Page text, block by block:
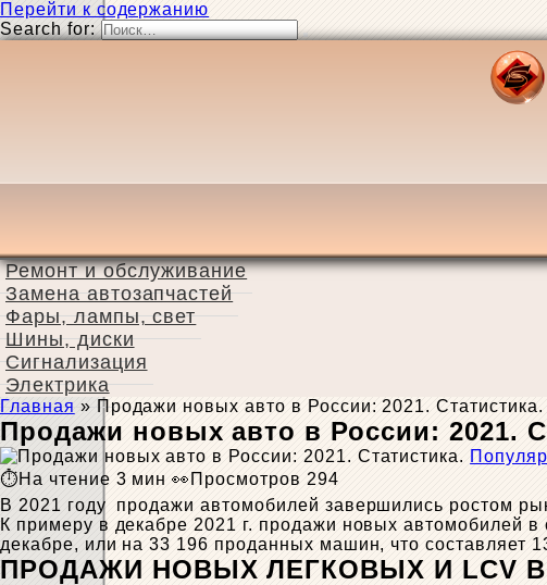
Перейти к содержанию
Search for:
Ремонт и обслуживание
Замена автозапчастей
Фары, лампы, свет
Шины, диски
Сигнализация
Электрика
Главная » Продажи новых авто в России: 2021. Статистика.
Продажи новых авто в России: 2021.
На чтение 3 мин Просмотров 294
В 2021 году продажи автомобилей завершились ростом
К примеру в декабре 2021 г. продажи новых автомобилей
декабре, или на 33 196 проданных машин, что
ПРОДАЖИ НОВЫХ ЛЕГКОВЫХ И LCV В